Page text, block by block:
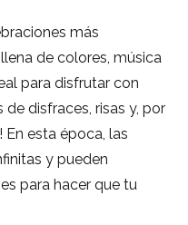
más
de colores, música
para disfrutar con
disfraces, risas y, por
En esta época, las
y pueden
para hacer que tu